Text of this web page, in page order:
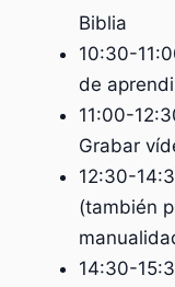
Biblia
10:30-
de
11:00-
Grabar
12:30-
(también
14:30-